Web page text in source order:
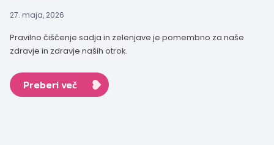
27. maja, 2026
Pravilno čiščenje sadja in zelenjave je pomembno za naše
zdravje in zdravje naših otrok.
Preberi več